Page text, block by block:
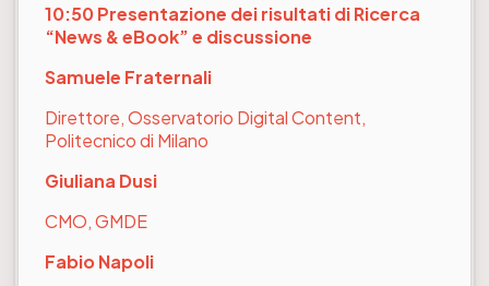
10:50 Presentazione dei risultati di Ricerca
“News & eBook” e discussione
Samuele Fraternali
Direttore, Osservatorio Digital Content,
Politecnico di Milano
Giuliana Dusi
CMO, GMDE
Fabio Napoli